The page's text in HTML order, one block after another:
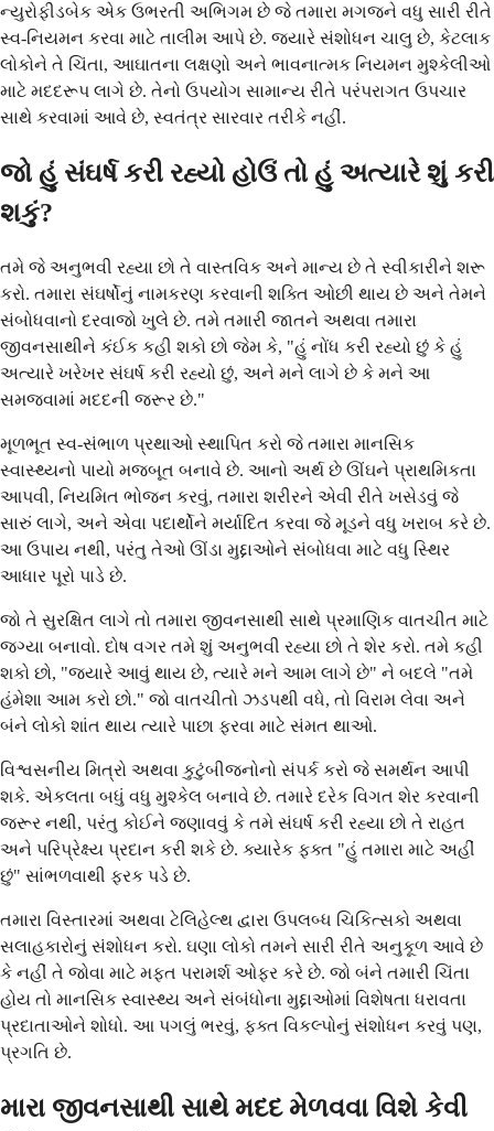
ન્યુરોફીડબેક એક ઉભરતી અભિગમ છે જે તમારા મગજને વધુ સારી રીતે
સ્વ-નિયમન કરવા માટે તાલીમ આપે છે. જ્યારે સંશોધન ચાલુ છે, કેટલાક
લોકોને તે ચિંતા, આઘાતના લક્ષણો અને ભાવનાત્મક નિયમન મુશ્કેલીઓ
માટે મદદરૂપ લાગે છે. તેનો ઉપયોગ સામાન્ય રીતે પરંપરાગત ઉપચાર
સાથે કરવામાં આવે છે, સ્વતંત્ર સારવાર તરીકે નહીં.
જો હું સંઘર્ષ કરી રહ્યો હોઉં તો હું અત્યારે શું કરી
શકું?
તમે જે અનુભવી રહ્યા છો તે વાસ્તવિક અને માન્ય છે તે સ્વીકારીને શરૂ
કરો. તમારા સંઘર્ષોનું નામકરણ કરવાની શક્તિ ઓછી થાય છે અને તેમને
સંબોધવાનો દરવાજો ખુલે છે. તમે તમારી જાતને અથવા તમારા
જીવનસાથીને કંઈક કહી શકો છો જેમ કે, "હું નોંધ કરી રહ્યો છું કે હું
અત્યારે ખરેખર સંઘર્ષ કરી રહ્યો છું, અને મને લાગે છે કે મને આ
સમજવામાં મદદની જરૂર છે."
મૂળભૂત સ્વ-સંભાળ પ્રથાઓ સ્થાપિત કરો જે તમારા માનસિક
સ્વાસ્થ્યનો પાયો મજબૂત બનાવે છે. આનો અર્થ છે ઊંઘને પ્રાથમિકતા
આપવી, નિયમિત ભોજન કરવું, તમારા શરીરને એવી રીતે ખસેડવું જે
સારું લાગે, અને એવા પદાર્થોને મર્યાદિત કરવા જે મૂડને વધુ ખરાબ કરે છે.
આ ઉપાય નથી, પરંતુ તેઓ ઊંડા મુદ્દાઓને સંબોધવા માટે વધુ સ્થિર
આધાર પૂરો પાડે છે.
જો તે સુરક્ષિત લાગે તો તમારા જીવનસાથી સાથે પ્રમાણિક વાતચીત માટે
જગ્યા બનાવો. દોષ વગર તમે શું અનુભવી રહ્યા છો તે શેર કરો. તમે કહી
શકો છો, "જ્યારે આવું થાય છે, ત્યારે મને આમ લાગે છે" ને બદલે "તમે
હંમેશા આમ કરો છો." જો વાતચીતો ઝડપથી વધે, તો વિરામ લેવા અને
બંને લોકો શાંત થાય ત્યારે પાછા ફરવા માટે સંમત થાઓ.
વિશ્વસનીય મિત્રો અથવા કુટુંબીજનોનો સંપર્ક કરો જે સમર્થન આપી
શકે. એકલતા બધું વધુ મુશ્કેલ બનાવે છે. તમારે દરેક વિગત શેર કરવાની
જરૂર નથી, પરંતુ કોઈને જણાવવું કે તમે સંઘર્ષ કરી રહ્યા છો તે રાહત
અને પરિપ્રેક્ષ્ય પ્રદાન કરી શકે છે. ક્યારેક ફક્ત "હું તમારા માટે અહીં
છું" સાંભળવાથી ફરક પડે છે.
તમારા વિસ્તારમાં અથવા ટેલિહેલ્થ દ્વારા ઉપલબ્ધ ચિકિત્સકો અથવા
સલાહકારોનું સંશોધન કરો. ઘણા લોકો તમને સારી રીતે અનુકૂળ આવે છે
કે નહીં તે જોવા માટે મફત પરામર્શ ઓફર કરે છે. જો બંને તમારી ચિંતા
હોય તો માનસિક સ્વાસ્થ્ય અને સંબંધોના મુદ્દાઓમાં વિશેષતા ધરાવતા
પ્રદાતાઓને શોધો. આ પગલું ભરવું, ફક્ત વિકલ્પોનું સંશોધન કરવું પણ,
પ્રગતિ છે.
મારા જીવનસાથી સાથે મદદ મેળવવા વિશે કેવી